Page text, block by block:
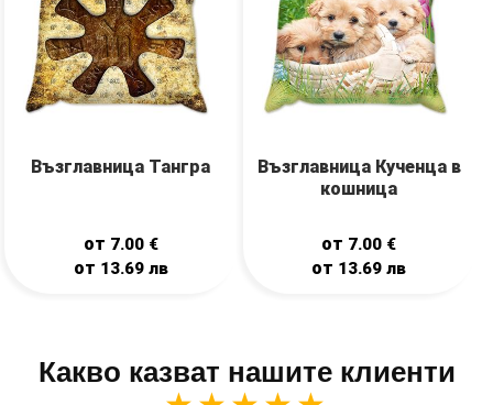
Възглавница Тангра
от 7.00 €
от 13.69 лв
Възглавница Кученца в
кошница
от 7.00 €
от 13.69лв
Какво казват нашите клиенти